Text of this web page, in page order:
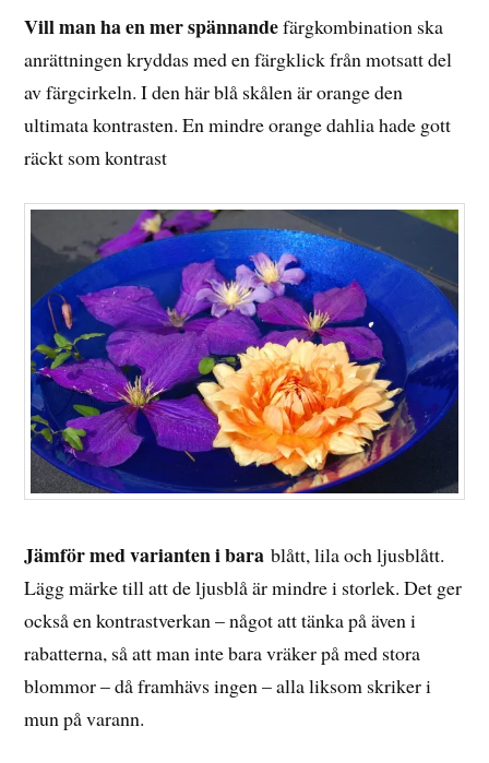
Vill man ha en mer spännandefärgkombination ska
anrättningen kryddas med en färgklick från motsatt del
av färgcirkeln. I den här blå skålen är orange den
ultimata kontrasten. En mindre orange dahlia hade gott
räckt som kontrast
Jämför med varianten i bara blått, lila och ljusblått.
Lägg märke till att de ljusblå är mindre i storlek. Det ger
också en kontrastverkan – något att tänka på även i
rabatterna, så att man inte bara vräker på med stora
blommor – då framhävs ingen – alla liksom skriker i
mun på varann.